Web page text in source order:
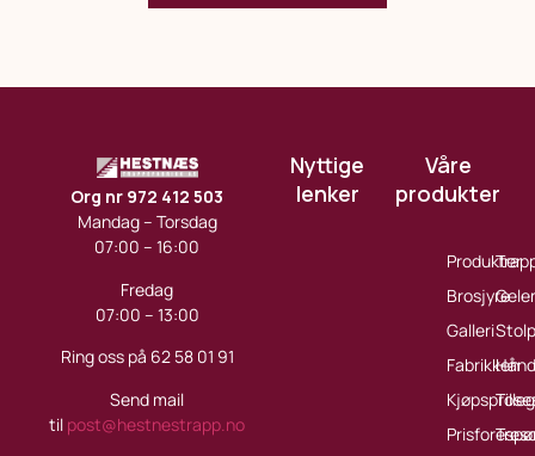
Org nr 972 412 503
Mandag – Torsdag
07:00 – 16:00
Fredag
07:00 – 13:00
Ring oss på 62 58 01 91
Send mail
til post@hestnestrapp.no
Nyttige
lenker
Produkter
Brosjyre
Galleri
Fabrikken
Våre
produkter